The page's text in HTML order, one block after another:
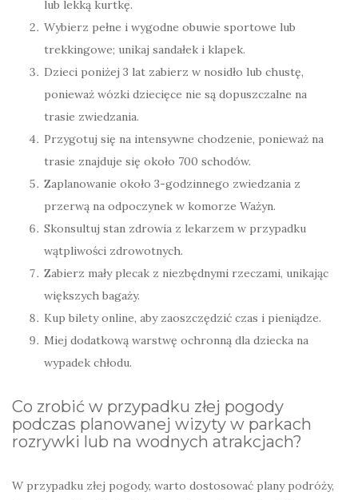
lub lekką kurtkę.
Wybierz pełne i wygodne obuwie sportowe lub
trekkingowe; unikaj sandałek i klapek.
Dzieci poniżej 3 lat zabierz w nosidło lub chustę,
ponieważ wózki dziecięce nie są dopuszczalne na
trasie zwiedzania.
Przygotuj się na intensywne chodzenie, ponieważ na
trasie znajduje się około 700 schodów.
Zaplanowanie około 3-godzinnego zwiedzania z
przerwą na odpoczynek w komorze Ważyn.
Skonsultuj stan zdrowia z lekarzem w przypadku
wątpliwości zdrowotnych.
Zabierz mały plecak z niezbędnymi rzeczami, unikając
większych bagaży.
Kup bilety online, aby zaoszczędzić czas i pieniądze.
Miej dodatkową warstwę ochronną dla dziecka na
wypadek chłodu.
Co zrobić w przypadku złej pogody
podczas planowanej wizyty w parkach
rozrywki lub na wodnych atrakcjach?
W przypadku złej pogody, warto dostosować plany podróży,